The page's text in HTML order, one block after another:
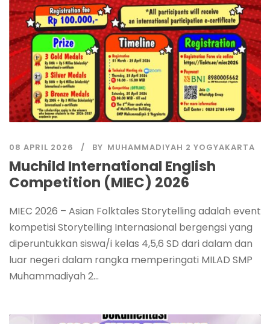
08 APRIL 2026 BY MUHAMMADIYAH 2 YOGYAKARTA
Muchild International English
Competition (MIEC) 2026
MIEC 2026 – Asian Folktales Storytelling adalah event
kompetisi Storytelling Internasional bergengsi yang
diperuntukkan siswa/i kelas 4,5,6 SD dari dalam dan
luar negeri dalam rangka memperingati MILAD SMP
Muhammadiyah 2...